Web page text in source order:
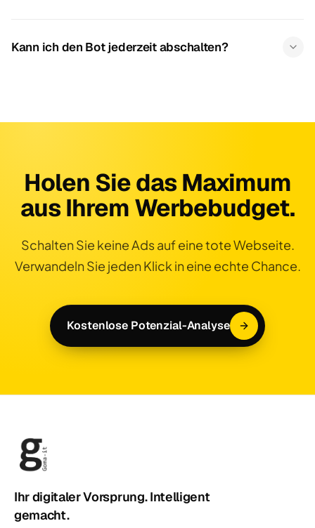
Kann ich den Bot jederzeit abschalten?
Holen Sie das Maximum
aus Ihrem Werbebudget.
Schalten Sie keine Ads auf eine tote Webseite.
Verwandeln Sie jeden Klick in eine echte Chance.
Kostenlose Potenzial-Analyse
Ihr digitaler Vorsprung. Intelligent
gemacht.